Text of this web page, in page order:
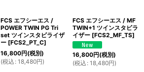
FCS エフシーエス /
POWER TWIN PG Tri
set ツインスタビライザ
ー [FCS2_PT_C]
16,800円(税別)
(税込 : 18,480円)
FCS エフシーエス / MF
TWIN+1 ツインスタビラ
イザー [FCS2_MF_TS]
16,800円(税別)
(税込 : 18,480円)